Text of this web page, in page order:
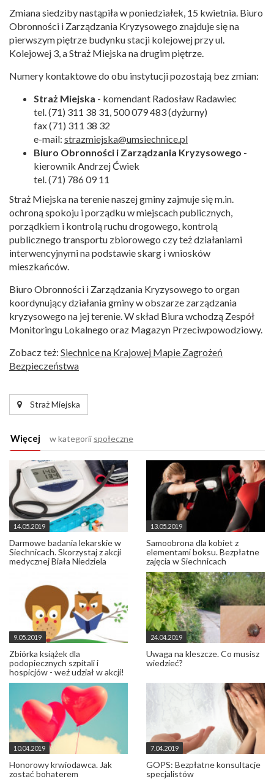
Zmiana siedziby nastąpiła w poniedziałek, 15 kwietnia. Biuro
Obronności i Zarządzania Kryzysowego znajduje się na
pierwszym piętrze budynku stacji kolejowej przy ul.
Kolejowej 3, a Straż Miejska na drugim piętrze.
Numery kontaktowe do obu instytucji pozostają bez zmian:
Straż Miejska - komendant Radosław Radawiec
tel. (71) 311 38 31, 500 079 483 (dyżurny)
fax (71) 311 38 32
e-mail: strazmiejska@umsiechnice.pl
Biuro Obronności i Zarządzania Kryzysowego -
kierownik Andrzej Ćwiek
tel. (71) 786 09 11
Straż Miejska na terenie naszej gminy zajmuje się m.in.
ochroną spokoju i porządku w miejscach publicznych,
porządkiem i kontrolą ruchu drogowego, kontrolą
publicznego transportu zbiorowego czy też działaniami
interwencyjnymi na podstawie skarg i wniosków
mieszkańców.
Biuro Obronności i Zarządzania Kryzysowego to organ
koordynujący działania gminy w obszarze zarządzania
kryzysowego na jej terenie. W skład Biura wchodzą Zespół
Monitoringu Lokalnego oraz Magazyn Przeciwpowodziowy.
Zobacz też: Siechnice na Krajowej Mapie Zagrożeń
Bezpieczeństwa
Straż Miejska
Więcej w kategorii społeczne
14.05.2019
Darmowe badania lekarskie w
Siechnicach. Skorzystaj z akcji
medycznej Biała Niedziela
13.05.2019
Samoobrona dla kobiet z
elementami boksu. Bezpłatne
zajęcia w Siechnicach
9.05.2019
Zbiórka książek dla
podopiecznych szpitali i
hospicjów - weź udział w akcji!
24.04.2019
Uwaga na kleszcze. Co musisz
wiedzieć?
10.04.2019
Honorowy krwiodawca. Jak
zostać bohaterem
7.04.2019
GOPS: Bezpłatne konsultacje
specjalistów